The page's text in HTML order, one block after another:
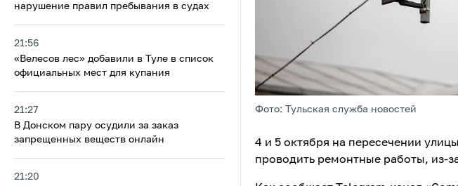
нарушение правил пребывания в судах
21:56
«Велесов лес» добавили в Туле в список
официальных мест для купания
21:27
В Донском пару осудили за заказ
запрещенных веществ онлайн
21:20
Фото: Тульская служба новостей
4 и 5 октября на пересечении
проводить ремонтные работы, из-